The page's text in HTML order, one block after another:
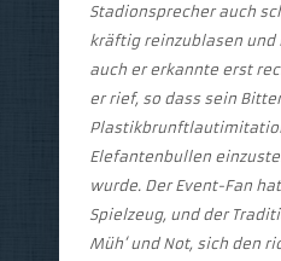
Stadionsprecher auch
kräftig reinzublasen und
auch er erkannte erst
er rief, so dass sein
Elefantenbullen
wurde. Der Event-Fan
Spielzeug, und der
Müh‘ und Not, sich den